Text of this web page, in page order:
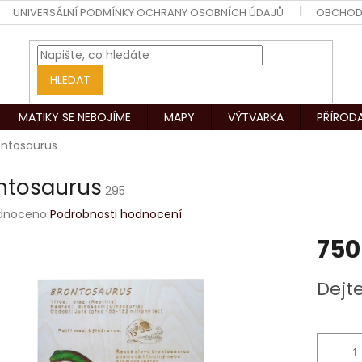
UNIVERSÁLNÍ PODMÍNKY OCHRANY OSOBNÍCH ÚDAJŮ
HLEDAT
MATIKY SE NEBOJÍME MAPY VÝTVARKA
295
Podrobnosti hodnocení
cena: